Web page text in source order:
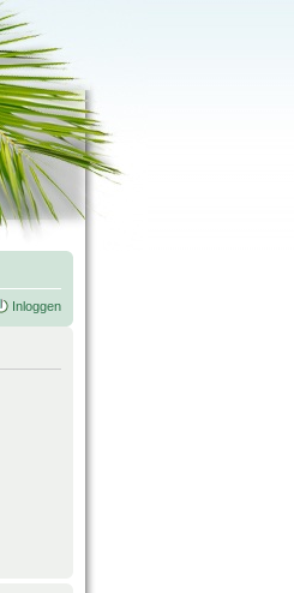
Inloggen